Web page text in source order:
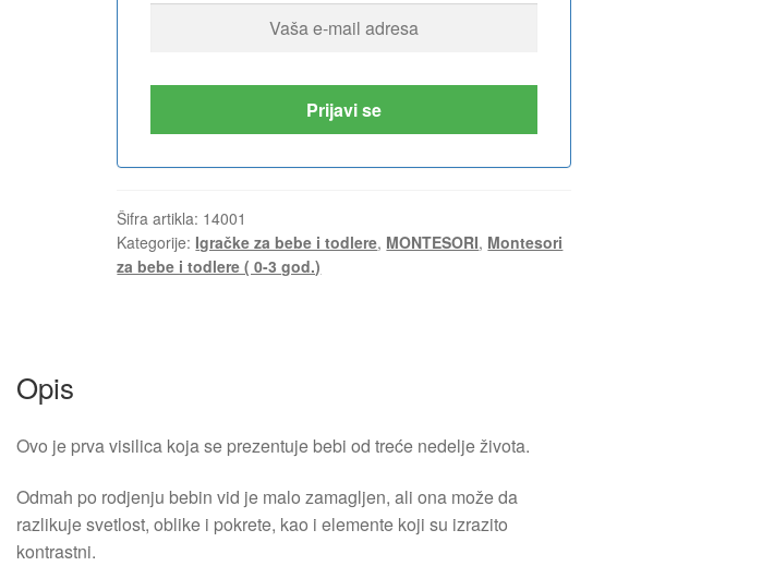
Šifra artikla: 14001
Kategorije: Igračke za bebe i todlere, MONTESORI, Montesori
za bebe i todlere ( 0-3 god.)
Opis
Ovo je prva visilica koja se prezentuje bebi od treće nedelje života.
Odmah po rodjenju bebin vid je malo zamagljen, ali ona može da
razlikuje svetlost, oblike i pokrete, kao i elemente koji su izrazito
kontrastni.